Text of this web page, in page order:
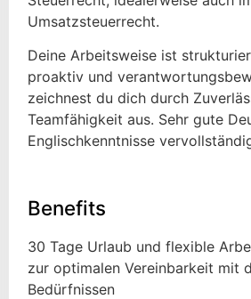
Umsatzsteuerrecht.
Deine Arbeitsweise ist
proaktiv und
zeichnest du dich durch
Teamfähigkeit aus. Sehr gute
Englischkenntnisse
Benefits
30 Tage Urlaub und flexible
zur optimalen Vereinbarkeit mit
Bedürfnissen